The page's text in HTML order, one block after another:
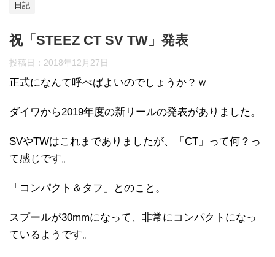
日記
祝「STEEZ CT SV TW」発表
投稿日： 2018年12月27日
正式になんて呼べばよいのでしょうか？ｗ
ダイワから2019年度の新リールの発表がありました。
SVやTWはこれまでありましたが、「CT」って何？っ
て感じです。
「コンパクト＆タフ」とのこと。
スプールが30mmになって、非常にコンパクトになっ
ているようです。